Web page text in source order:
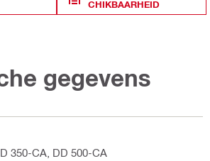
CHIKBAARHEID
gegevens
350-CA, DD 500-CA